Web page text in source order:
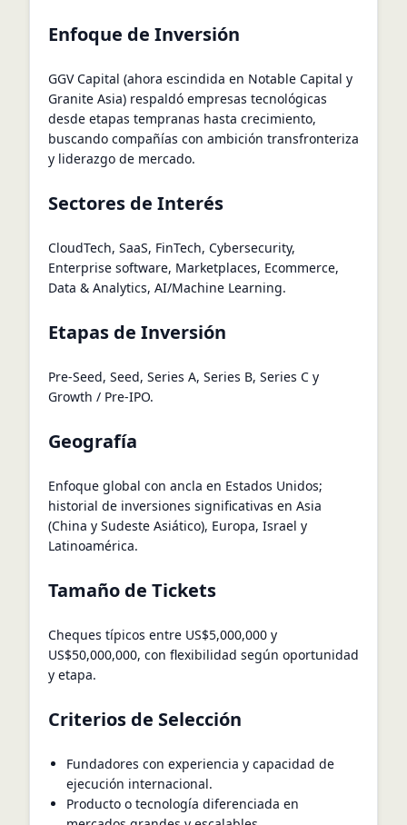
Enfoque de Inversión
GGV Capital (ahora escindida en Notable Capital y
Granite Asia) respaldó empresas tecnológicas
desde etapas tempranas hasta crecimiento,
buscando compañías con ambición transfronteriza
y liderazgo de mercado.
Sectores de Interés
CloudTech, SaaS, FinTech, Cybersecurity,
Enterprise software, Marketplaces, Ecommerce,
Data & Analytics, AI/Machine Learning.
Etapas de Inversión
Pre-Seed, Seed, Series A, Series B, Series C y
Growth / Pre-IPO.
Geografía
Enfoque global con ancla en Estados Unidos;
historial de inversiones significativas en Asia
(China y Sudeste Asiático), Europa, Israel y
Latinoamérica.
Tamaño de Tickets
Cheques típicos entre US$5,000,000 y
US$50,000,000, con flexibilidad según oportunidad
y etapa.
Criterios de Selección
Fundadores con experiencia y capacidad de
ejecución internacional.
Producto o tecnología diferenciada en